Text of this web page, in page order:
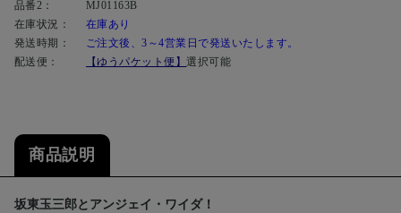
品番2：
MJ01163B
在庫状況：
在庫あり
発送時期：
ご注文後、3～4営業日で発送いたします。
配送便：
【ゆうパケット便】選択可能
商品説明
坂東玉三郎とアンジェイ・ワイダ！